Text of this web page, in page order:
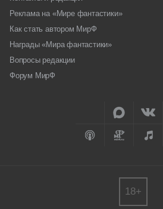
Реклама на «Мире фантастики»
Как стать автором МирФ
Награды «Мира фантастики»
Вопросы редакции
Форум МирФ
18+